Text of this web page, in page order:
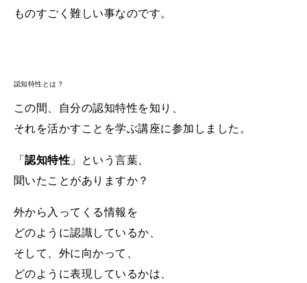
ものすごく難しい事なのです。
認知特性とは？
この間、自分の認知特性を知り、
それを活かすことを学ぶ講座に参加しました。
「認知特性 」という言葉、
聞いたことがありますか？
外から入ってくる情報を
どのように認識しているか、
そして、外に向かって、
どのように表現しているかは、